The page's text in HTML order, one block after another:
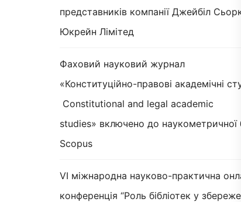
представників компанії Джейбіл
Юкрейн Лімітед
Фаховий науковий журнал
«Конституційно-правові академічні
Constitutional and legal academic
studies» включено до наукометричної
Scopus
VI міжнародна науково-практична
конференція “Роль бібліотек у